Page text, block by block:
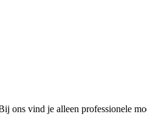
ons vind je alleen professionele